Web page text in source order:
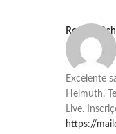
Rogério
9 de abril
Excelente
Helmuth.
Live.
https://